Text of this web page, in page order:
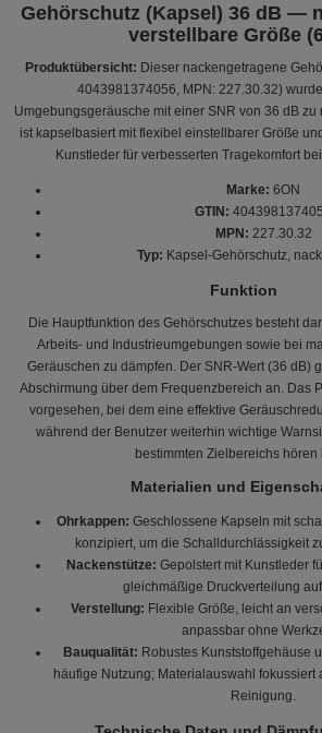
Gehörschutz (Kapsel) 36 dB —
verstellbare Größe
Produktübersicht: Dieser nackengetragene
4043981374056, MPN: 227.30.32)
Umgebungsgeräusche mit einer SNR von 36 dB
ist kapselbasiert mit flexibel einstellbarer Größe
Kunstleder für verbesserten Tragekomfort
Marke: 6ON
GTIN:
MPN: 227.30.32
Typ: Kapsel-Gehörschutz,
Funktion
Die Hauptfunktion des Gehörschutzes besteht
Arbeits- und Industrieumgebungen sowie bei
Geräuschen zu dämpfen. Der SNR-Wert (36 dB)
Abschirmung über dem Frequenzbereich an. Das
vorgesehen, bei dem eine effektive
während der Benutzer weiterhin wichtige
bestimmten Zielbereichs hören
Materialien und
Ohrkappen: Geschlossene Kapseln mit
konzipiert, um die Schalldurchlässigkeit
Nackenstütze: Gepolstert mit Kunstleder
gleichmäßige Druckverteilung
Verstellung: Flexible Größe, leicht an
anpassbar ohne
Bauqualität: Robustes Kunststoffgehäuse
häufige Nutzung; Materialauswahl fokussiert
Reinigung.